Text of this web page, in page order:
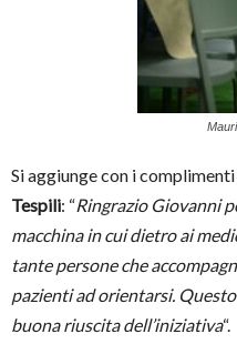
Si aggiunge con i
Tespili: “Ringrazio Giovanni
macchina in cui dietro ai
tante persone che
pazienti ad orientarsi.
buona riuscita dell’iniziativa“.